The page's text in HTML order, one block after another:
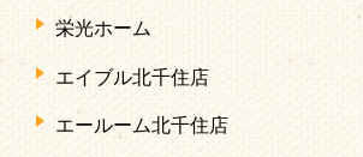
栄光ホーム
エイブル北千住店
エールーム北千住店